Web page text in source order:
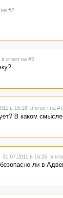
на #2
в ответ на #5
в 16:18 в ответ на #7
В каком
31.07.2011 в 16:25 в
ли в